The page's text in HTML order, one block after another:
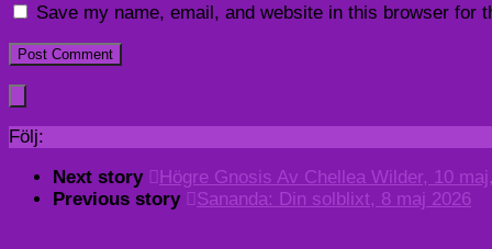
Save my name, email, and website in this browser for
Följ:
Next story
Högre Gnosis Av Chellea Wilder, 10
Previous story
Sananda: Din solblixt, 8 maj 2026